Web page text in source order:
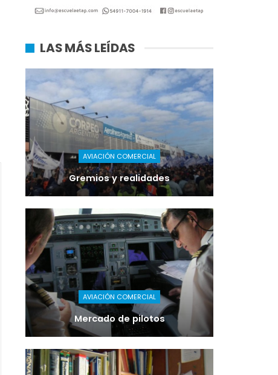
LAS MÁS LEÍDAS
AVIACIÓN COMERCIAL
Gremios y realidades
AVIACIÓN COMERCIAL
Mercado de pilotos